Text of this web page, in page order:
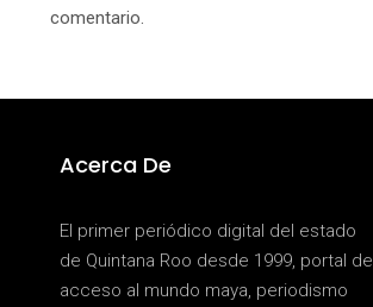
comentario.
Acerca De
El primer periódico digital del estado
de Quintana Roo desde 1999, portal de
acceso al mundo maya, periodismo